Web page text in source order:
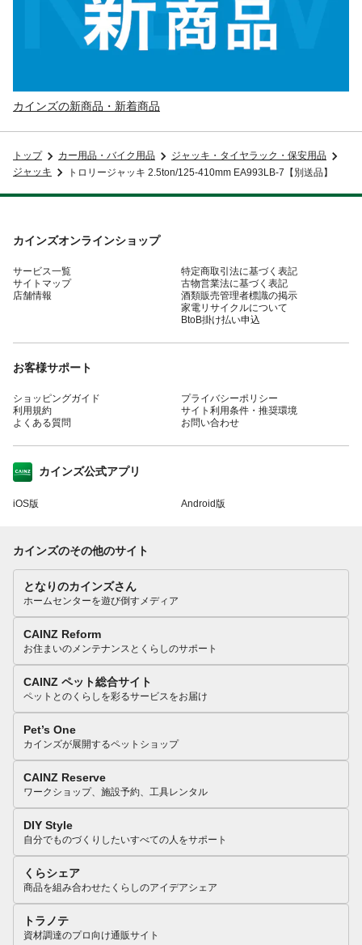
カインズの新商品・新着商品
トップ カー用品・バイク用品
ジャッキ・タイヤラック・保安用品
ジャッキ
トロリージャッキ 2.5ton/125-410mm EA993LB-7【別送品】
カインズオンラインショップ
サービス一覧
サイトマップ
店舗情報
特定商取引法に基づく表記
古物営業法に基づく表記
酒類販売管理者標識の掲示
家電リサイクルについて
BtoB掛け払い申込
お客様サポート
ショッピングガイド
利用規約
よくある質問
プライバシーポリシー
サイト利用条件・推奨環境
お問い合わせ
カインズ公式アプリ
iOS版 Android版
カインズのその他のサイト
となりのカインズさん
ホームセンターを遊び倒すメディア
CAINZ Reform
お住まいのメンテナンスとくらしのサポート
CAINZ ペット総合サイト
ペットとのくらしを彩るサービスをお届け
Pet’s One
カインズが展開するペットショップ
CAINZ Reserve
ワークショップ、施設予約、工具レンタル
DIY Style
自分でものづくりしたいすべての人をサポート
くらシェア
商品を組み合わせたくらしのアイデアシェア
トラノテ
資材調達のプロ向け通販サイト